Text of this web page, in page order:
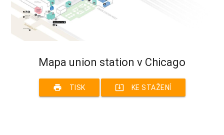
Mapa union station v Chicago
print TISK system_update_alt KE STAŽENÍ